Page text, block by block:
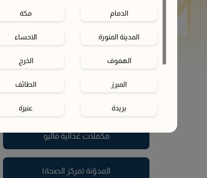
الدمام مكة
المدينة المنورة الاحساء
الهفوف‎ الخرج
المبرز الطائف
بريدة عنيزة
حائل الخبر
يبدو أن الصفحة اللي تبحث عنها تم نقلها أو لم تعد
في هذه الأثناء، تقدر تستكشف الصفحات التالية
مكملات غذائية فاليو
المدوّنة (مركز الصحة)